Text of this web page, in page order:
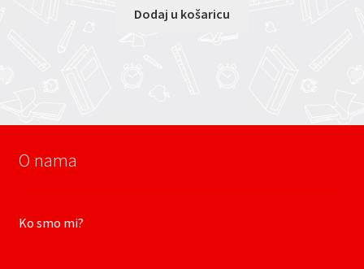
Dodaj u košaricu
O nama
Ko smo mi?